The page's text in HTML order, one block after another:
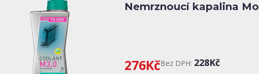
Nemrznoucí kapalina
276KčBez DPH: 228Kč